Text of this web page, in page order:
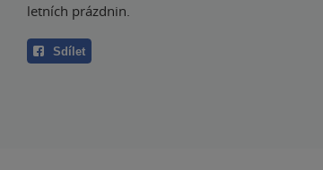
letních prázdnin.
Sdílet